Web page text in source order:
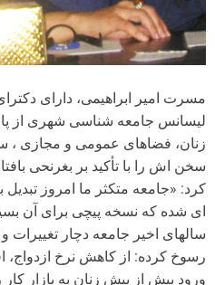
مسرت امیر ابراهیمی، دارای
لیسانس جامعه شناسی شهری از
زنان، فضاهای عمومی و مجازی ،
سخن اش را با تأکید بر بغرنحی
کرد: «جامعه متکثر ما امروز تبدیل
ای شده که نسخه پیچی برای آن
سالهای اخیر جامعه دچار تغییرات
رسوخ کرده: از کاهش نرخ ازدواج،
ورود بیش از پیش زنان به بازار